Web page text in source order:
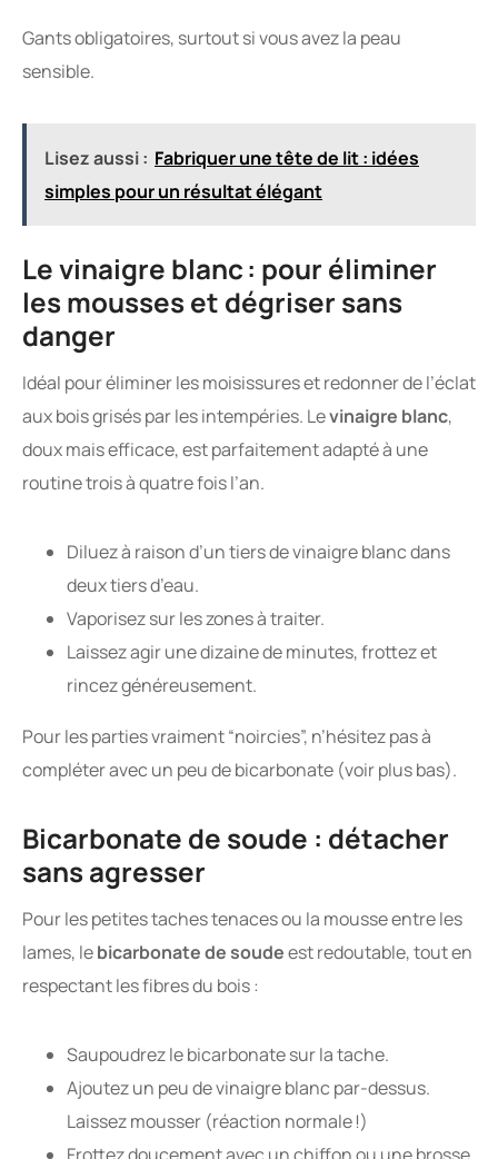
Gants obligatoires, surtout si vous avez la peau
sensible.
Lisez aussi : Fabriquer une tête de lit : idées
simples pour un résultat élégant
Le vinaigre blanc : pour éliminer
les mousses et dégriser sans
danger
Idéal pour éliminer les moisissures et redonner de l’éclat
aux bois grisés par les intempéries. Levinaigre blanc,
doux mais efficace, est parfaitement adapté à une
routine trois à quatre fois l’an.
Diluez à raison d’un tiers de vinaigre blanc dans
deux tiers d’eau.
Vaporisez sur les zones à traiter.
Laissez agir une dizaine de minutes, frottez et
rincez généreusement.
Pour les parties vraiment “noircies”, n’hésitez pas à
compléter avec un peu de bicarbonate (voir plus bas).
Bicarbonate de soude : détacher
sans agresser
Pour les petites taches tenaces ou la mousse entre les
lames, lebicarbonate de soudeest redoutable, tout en
respectant les fibres du bois :
Saupoudrez le bicarbonate sur la tache.
Ajoutez un peu de vinaigre blanc par-dessus.
Laissez mousser (réaction normale !)